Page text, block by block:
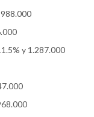
y 1.287.000